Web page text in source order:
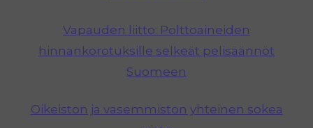
Vapauden liitto: Polttoaineiden
hinnankorotuksille selkeät pelisäännöt
Suomeen
Oikeiston ja vasemmiston yhteinen sokea